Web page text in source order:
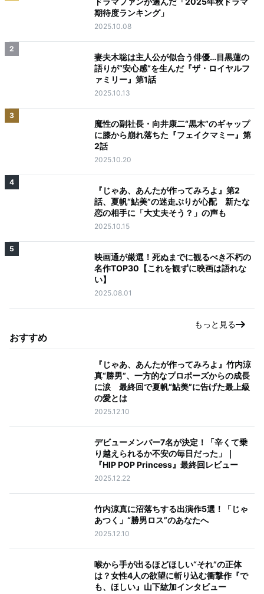
期待度ランキング」
2025.10.08
2
妻夫木聡は主人公が似合う俳優…目黒蓮の
語りが“安心感”を生んだ『ザ・ロイヤルフ
ァミリー』第1話
2025.10.13
3
魔性の副社長・向井康二“黒木”のギャップ
に膝から崩れ落ちた『フェイクマミー』第
2話
2025.10.20
4
『じゃあ、あんたが作ってみろよ』第2
話、夏帆“鮎美”の迷走ぶりが心配 新たな
恋の相手に「大丈夫そう？」の声も
2025.10.15
5
映画通が厳選！死ぬまでに観るべき不朽の
名作TOP30【これを観ずに映画は語れな
い】
2025.08.01
もっと見る
おすすめ
『じゃあ、あんたが作ってみろよ』竹内涼
真“勝男”、一方的なプロポーズからの成長
に涙 最終回で夏帆“鮎美”に告げた最上級
の愛とは
2025.12.10
デビューメンバー7名が決定！「辛くて乗
り越えられるか不安の毎日だった」｜
『HIP POP Princess』最終回レビュー
2025.12.22
竹内涼真に沼落ちする出演作5選！「じゃ
あつく」“勝男ロス”のあなたへ
2025.12.10
喉から手が出るほどほしい“それ”の正体
は？女性4人の欲望に斬り込む衝撃作『で
も、ほしい』山下紘加インタビュー